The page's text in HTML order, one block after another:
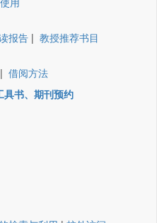
报告 | 教授推荐书目
| 借阅方法
具书、期刊预约